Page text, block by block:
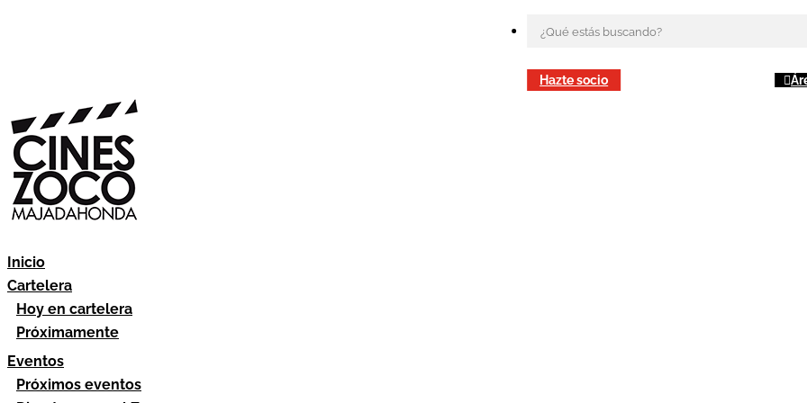
Hazte socio
Inicio
Cartelera
Hoy en cartelera
Próximamente
Eventos
Próximos eventos